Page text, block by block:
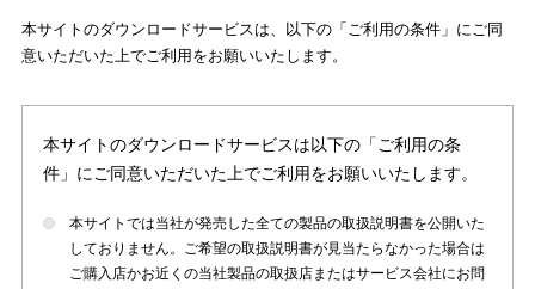
本サイトのダウンロードサービスは、以下の「ご利用の条件」にご同
意いただいた上でご利用をお願いいたします。
本サイトのダウンロードサービスは以下の「ご利用の条
件」にご同意いただいた上でご利用をお願いいたします。
本サイトでは当社が発売した全ての製品の取扱説明書を公開いた
しておりません。ご希望の取扱説明書が見当たらなかった場合は
ご購入店かお近くの当社製品の取扱店またはサービス会社にお問